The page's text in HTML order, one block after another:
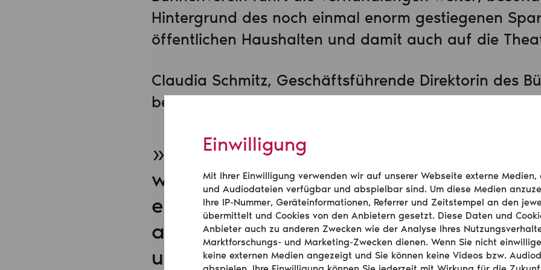
Einwilligung
Mit Ihrer Einwilligung verwenden wir auf unserer Webseite externe Medien,
und Audiodateien verfügbar und abspielbar sind. Um diese Medien
Ihre IP-Nummer, Geräteinformationen, Referrer und Zeitstempel an den
übermittelt und Cookies von den Anbietern gesetzt. Diese Daten und
Anbieter auch zu anderen Zwecken wie der Analyse Ihres
Marktforschungs- und Marketing-Zwecken dienen. Wenn Sie nicht
keine externen Medien angezeigt und Sie können keine Videos bzw.
Hintergrund des noch einmal enorm gestiegenen
öffentlichen Haushalten und damit auch auf die
Claudia Schmitz, Geschäftsführende Direktorin des
bezieht Position:
»In den Verhandlungen sind uns
wichtig: Die Theaterlandschaft
erhalten, dafür zu sorgen, dass die
arbeiten und Kunst auf die Bühne
und dass die Theater gute